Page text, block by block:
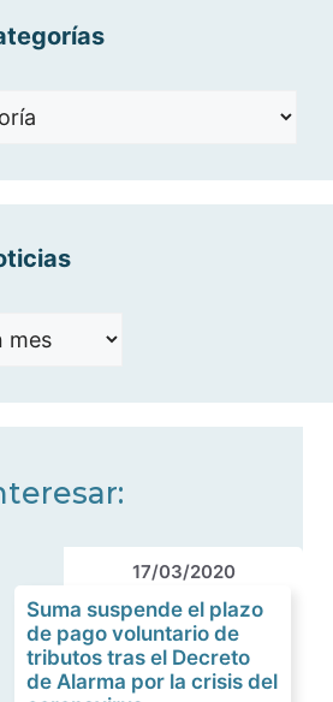
17/03/2020
Suma suspende el plazo
de pago voluntario de
tributos tras el Decreto
de Alarma por la crisis del